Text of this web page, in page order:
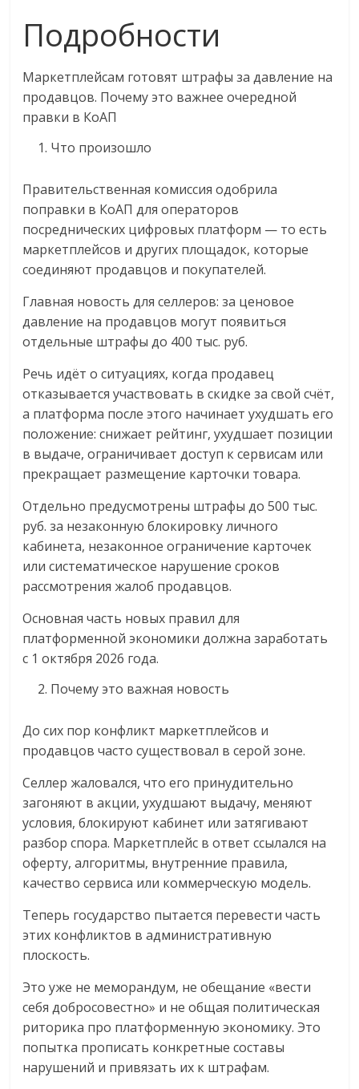
Подробности
Маркетплейсам готовят штрафы за давление на
продавцов. Почему это важнее очередной
правки в КоАП
Что произошло
Правительственная комиссия одобрила
поправки в КоАП для операторов
посреднических цифровых платформ — то есть
маркетплейсов и других площадок, которые
соединяют продавцов и покупателей.
Главная новость для селлеров: за ценовое
давление на продавцов могут появиться
отдельные штрафы до 400 тыс. руб.
Речь идёт о ситуациях, когда продавец
отказывается участвовать в скидке за свой счёт,
а платформа после этого начинает ухудшать его
положение: снижает рейтинг, ухудшает позиции
в выдаче, ограничивает доступ к сервисам или
прекращает размещение карточки товара.
Отдельно предусмотрены штрафы до 500 тыс.
руб. за незаконную блокировку личного
кабинета, незаконное ограничение карточек
или систематическое нарушение сроков
рассмотрения жалоб продавцов.
Основная часть новых правил для
платформенной экономики должна заработать
с 1 октября 2026 года.
Почему это важная новость
До сих пор конфликт маркетплейсов и
продавцов часто существовал в серой зоне.
Селлер жаловался, что его принудительно
загоняют в акции, ухудшают выдачу, меняют
условия, блокируют кабинет или затягивают
разбор спора. Маркетплейс в ответ ссылался на
оферту, алгоритмы, внутренние правила,
качество сервиса или коммерческую модель.
Теперь государство пытается перевести часть
этих конфликтов в административную
плоскость.
Это уже не меморандум, не обещание «вести
себя добросовестно» и не общая политическая
риторика про платформенную экономику. Это
попытка прописать конкретные составы
нарушений и привязать их к штрафам.